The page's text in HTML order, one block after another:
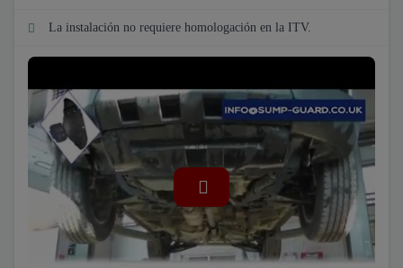
La instalación no requiere homologación en la ITV.